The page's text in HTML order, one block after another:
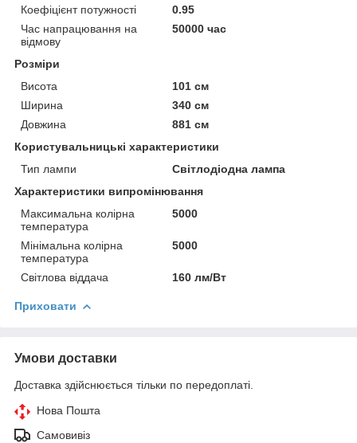
Коефіцієнт потужності
0.95
Час напрацювання на
відмову
50000 час
Розміри
Висота
101 см
Ширина
340 см
Довжина
881 см
Користувальницькі характеристики
Тип лампи
Світлодіодна лампа
Характеристики випромінювання
Максимальна колірна
температура
5000
Мінімальна колірна
температура
5000
Світлова віддача 160 лм/Вт
Приховати
Умови доставки
Доставка здійснюється тільки по передоплаті.
Нова Пошта
Самовивіз